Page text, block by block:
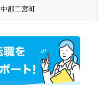
中郡二宮町